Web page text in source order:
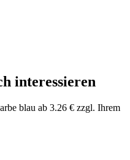
interessieren